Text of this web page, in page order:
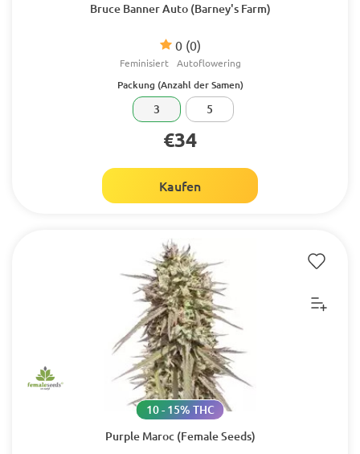
Bruce Banner Auto (Barney's Farm)
0 (0)
Feminisiert Autoflowering
Packung (Anzahl der Samen)
3 5
€34
Kaufen
Purple Maroc (Female Seeds)
10 - 15% THC